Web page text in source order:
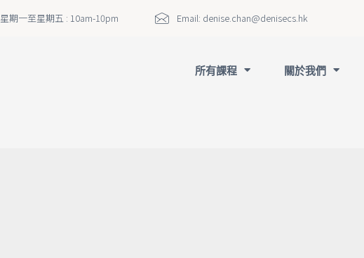
星期一至星期五 : 10am-10pm Email: denise.chan@denisecs.hk
所有課程 關於我們